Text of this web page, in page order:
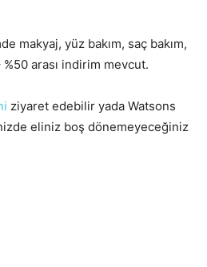
makyaj, yüz bakım, saç bakım,
arası indirim mevcut.
ziyaret edebilir yada Watsons
eliniz boş dönemeyeceğiniz